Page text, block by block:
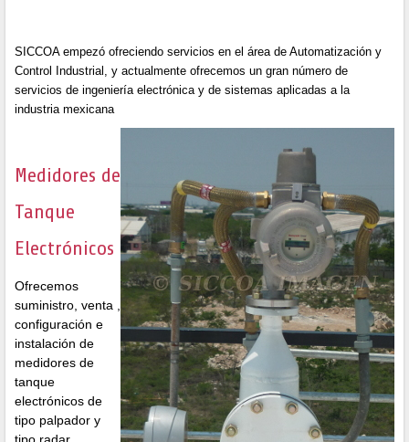
SICCOA empezó ofreciendo servicios en el área de Automatización y
Control Industrial, y actualmente ofrecemos un gran número de
servicios de ingeniería electrónica y de sistemas aplicadas a la
industria mexicana
Medidores de
Tanque
Electrónicos
Ofrecemos
suministro, venta ,
configuración e
instalación de
medidores de
tanque
electrónicos de
tipo palpador y